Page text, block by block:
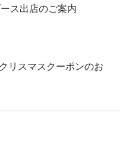
ス出店のご案内
リスマスクーポンのお